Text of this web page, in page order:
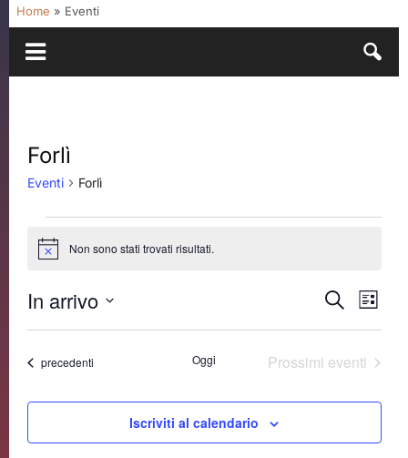
Home » Eventi
Forlì
Eventi Forlì
Notice Non sono stati trovati risultati.
Eventi
Ricerca
e
CercaLista
In arrivo
Seleziona
Eventi
precedenti Oggi Prossimi eventi
Iscriviti al calendario